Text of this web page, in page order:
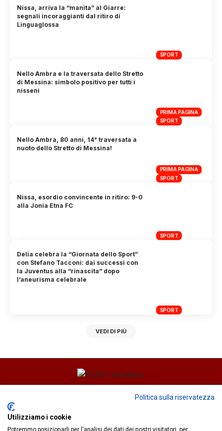
SPORT
Nissa, arriva la “manita” al Giarre:
segnali incoraggianti dal ritiro di
Linguaglossa
PRIMA PAGINA
SPORT
Nello Ambra e la traversata dello Stretto
di Messina: simbolo positivo per tutti i
nisseni
PRIMA PAGINA
SPORT
Nello Ambra, 80 anni, 14° traversata a
nuoto dello Stretto di Messina!
SPORT
Nissa, esordio convincente in ritiro: 9-0
alla Jonia Etna FC
SPORT
Delia celebra la “Giornata dello Sport”
con Stefano Tacconi: dai successi con
la Juventus alla “rinascita” dopo
l’aneurisma celebrale
VEDI DI PIÙ
Fiorella Falci
redazione@ilcaffequotidiano.online
Politica sulla riservatezza
Utilizziamo i cookie
Potremmo posizionarli per l'analisi dei dati dei nostri visitatori, per